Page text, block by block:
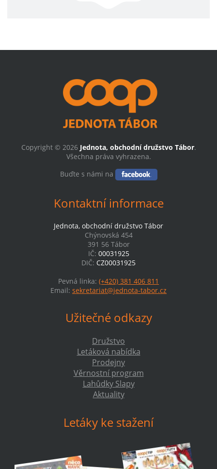
Copyright © 2026 Jednota, obchodní družstvo Tábor.
Všechna práva vyhrazena.
Buďte s námi na
Kontaktní informace
Jednota, obchodní družstvo Tábor
Chýnovská 454
391 56 Tábor
IČ: 00031925
DIČ: CZ00031925
Pevná linka: (+420) 381 406 811
Email: sekretariat@jednota-tabor.cz
Užitečné odkazy
Družstvo
Letáková nabídka
Prodejny
Věrnostní program
Lahůdky Slapy
Aktuality
Letáky ke stažení